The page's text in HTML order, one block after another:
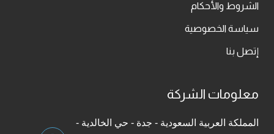
الشروط والأحكام
سياسة الخصوصية
إتصل بنا
معلومات الشركة
المملكة العربية السعودية - جدة - حي الخالدية -